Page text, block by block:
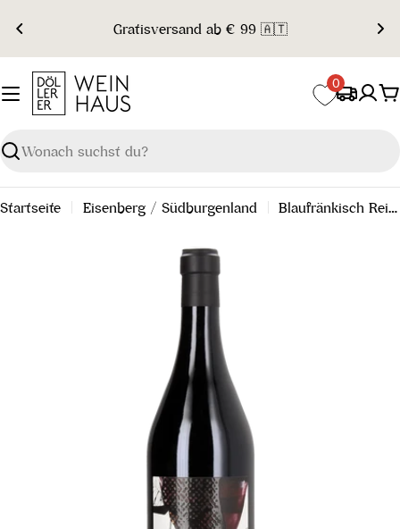
Inhalt
springen
Gratisversand ab € 99 🇦🇹
Suchen
0
Startseite Eisenberg / Südburgenland Blaufränkisch Reihburg 2017